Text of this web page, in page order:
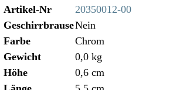
Artikel-Nr
20350012-00
GeschirrbrauseNein
Farbe
Chrom
Gewicht
0,0 kg
Höhe
0,6 cm